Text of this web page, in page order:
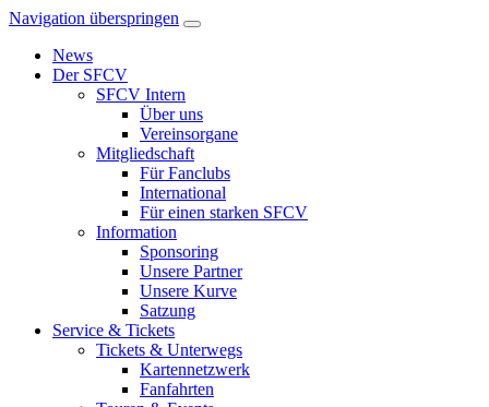
Navigation überspringen
News
Der SFCV
SFCV Intern
Über uns
Vereinsorgane
Mitgliedschaft
Für Fanclubs
International
Für einen starken SFCV
Information
Sponsoring
Unsere Partner
Unsere Kurve
Satzung
Service & Tickets
Tickets & Unterwegs
Kartennetzwerk
Fanfahrten